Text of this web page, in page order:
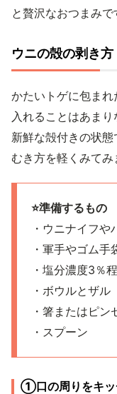
と贅沢なおつまみで
ウニの殻の剥き方
かたいトゲに包ま
入れることはあま
新鮮な殻付きの状
むき方を軽くみてみ
⭐️準備するもの
・ウニナイフや
・軍手やゴム手
・塩分濃度3％
・ボウルとザル
・箸またはピン
・スプーン
①口の周りをキッ